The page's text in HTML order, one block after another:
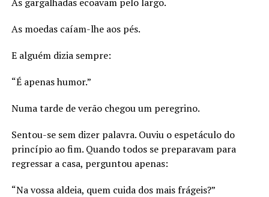
As moedas caíam-lhe aos pés.
E alguém dizia sempre:
“É apenas humor.”
Numa tarde de verão chegou um peregrino.
Sentou-se sem dizer palavra. Ouviu o espetáculo do
princípio ao fim. Quando todos se preparavam para
regressar a casa, perguntou apenas:
“Na vossa aldeia, quem cuida dos mais frágeis?”